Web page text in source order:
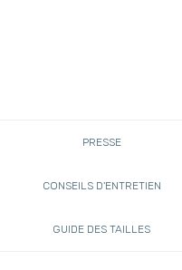
PRESSE
CONSEILS D'ENTRETIEN
GUIDE DES TAILLES